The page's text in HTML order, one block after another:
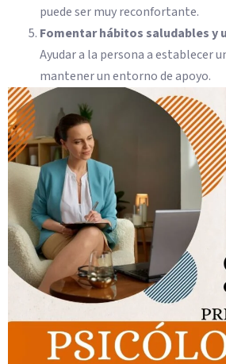
puede ser muy reconfortante.
Fomentar hábitos saludables y
Ayudar a la persona a establecer
mantener un entorno de apoyo.